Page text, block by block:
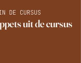
DE CURSUS
uit de cursus